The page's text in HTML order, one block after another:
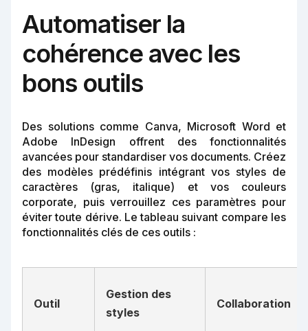
Automatiser la
cohérence avec les
bons outils
Des solutions comme Canva, Microsoft Word et
Adobe InDesign offrent des fonctionnalités
avancées pour standardiser vos documents. Créez
des modèles prédéfinis intégrant vos styles de
caractères (gras, italique) et vos couleurs
corporate, puis verrouillez ces paramètres pour
éviter toute dérive. Le tableau suivant compare les
fonctionnalités clés de ces outils :
Outil
Gestion des
styles
Collaboration